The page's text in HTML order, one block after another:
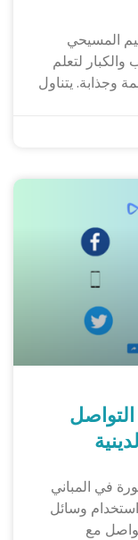
المسيحي
لتعلم
وجذابة. يتناول
في المباني
استخدام وسائل
مع